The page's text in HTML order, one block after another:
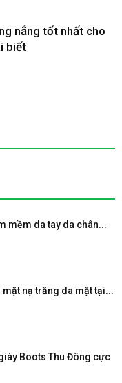
nắng tốt nhất cho
biết
mềm da tay da chân...
nạ trắng da mặt tại...
Boots Thu Đông cực